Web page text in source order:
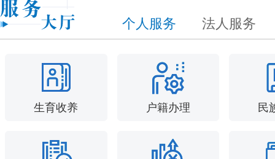
个人服务 法人服务
生育收养 户籍办理 民